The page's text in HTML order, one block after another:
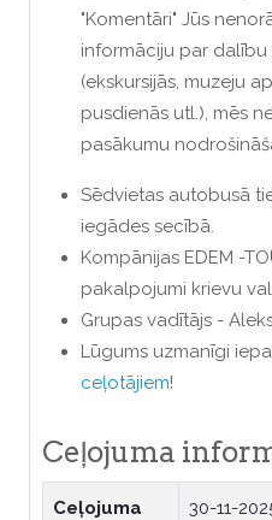
"Komentāri" Jūs
informāciju par
(ekskursijās, muzeju
pusdienās utl.), mēs
pasākumu
Sēdvietas autobusā
iegādes secībā.
Kompānijas EDEM -
pakalpojumi krievu
Grupas vadītājs -
Lūgums uzmanīgi
ceļotājiem!
Ceļojuma
Ceļojuma
30-11-